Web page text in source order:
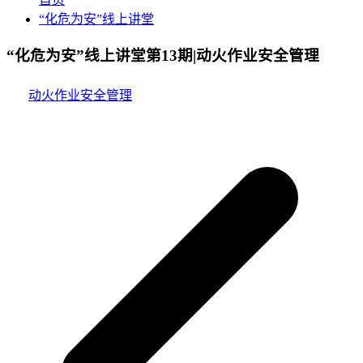
“化危为安”线上讲堂
“化危为安”线上讲堂第13期|动火作业安全管理
动火作业安全管理